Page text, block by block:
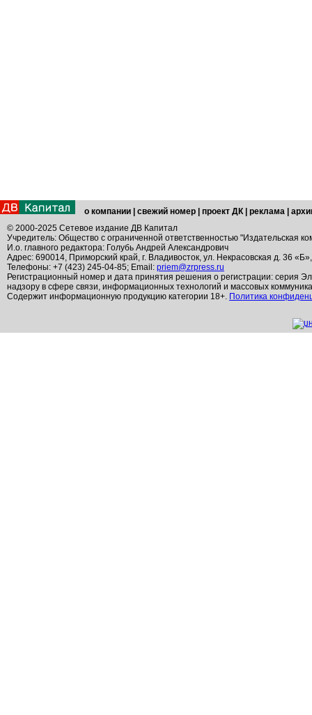
о компании свежий номер проект ДК реклама
© 2000-2025 Сетевое издание ДВ Капитал
Учредитель: Общество с ограниченной ответственностью "Издательская
И.о. главного редактора: Голубь Андрей Александрович
Адрес: 690014, Приморский край, г. Владивосток, ул. Некрасовская д. 36
Телефоны: +7 (423) 245-04-85; Email: priem@zrpress.ru
Регистрационный номер и дата принятия решения о регистрации: серия
надзору в сфере связи, информационных технологий и массовых
Содержит информационную продукцию категории 18+. Политика